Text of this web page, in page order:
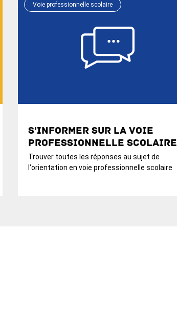
Voie professionnelle scolaire
S'informer sur la voie
professionnelle scolaire
Trouver toutes les réponses au sujet de
l'orientation en voie professionnelle scolaire